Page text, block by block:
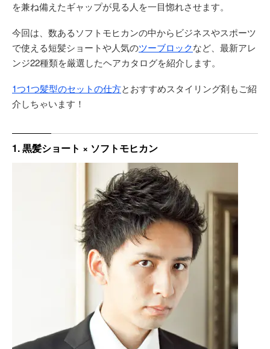
を兼ね備えたギャップが見る人を一目惚れさせます。
今回は、数あるソフトモヒカンの中からビジネスやスポーツ
で使える短髪ショートや人気のツーブロックなど、最新アレ
ンジ22種類を厳選したヘアカタログを紹介します。
1つ1つ髪型のセットの仕方とおすすめスタイリング剤もご紹
介しちゃいます！
1. 黒髪ショート × ソフトモヒカン